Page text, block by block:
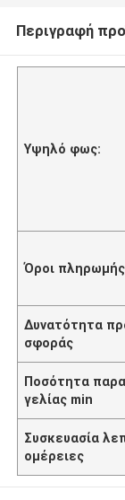
Περιγραφή
Υψηλό φως:
Όροι πληρωμής
Δυνατότητα
σφοράς
Ποσότητα
γελίας min
Συσκευασία
ομέρειες